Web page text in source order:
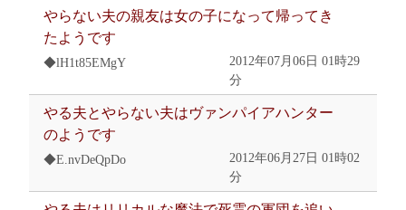
やらない夫の親友は女の子になって帰ってき
たようです
◆lH1t85EMgY
2012年07月06日 01時29
分
やる夫とやらない夫はヴァンパイアハンター
のようです
◆E.nvDeQpDo
2012年06月27日 01時02
分